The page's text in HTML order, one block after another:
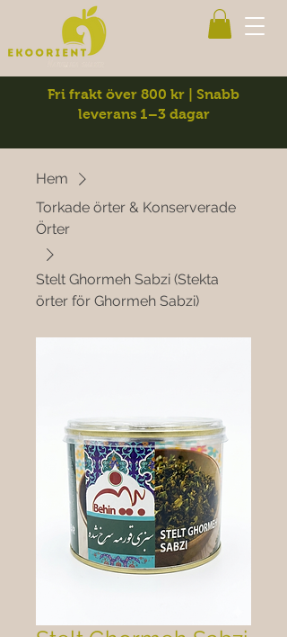
Fri frakt över 800 kr | Snabb
leverans 1–3 dagar
Hem
Torkade örter & Konserverade
Örter
Stelt Ghormeh Sabzi (Stekta
örter för Ghormeh Sabzi)